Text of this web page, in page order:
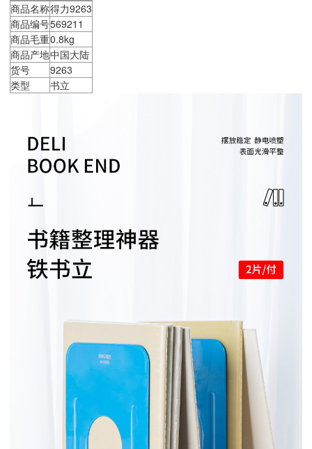
商品名称得力9263
商品编号569211
商品毛重0.8kg
商品产地中国大陆
货号
9263
类型
书立